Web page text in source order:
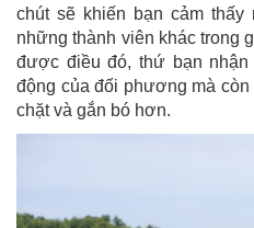
chút sẽ khiến bạn cảm
những thành viên khác trong
được điều đó, thứ bạn
động của đối phương mà
chặt và gắn bó hơn.